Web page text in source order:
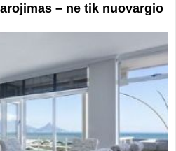
– ne tik nuovargio